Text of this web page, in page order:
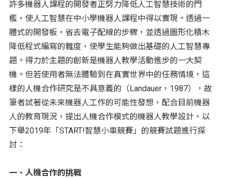
許多機器人課程的開發者正努力降低人工智慧技術的門
檻，使人工智慧在中小學機器人課程中得以實現。透過一
體式的開發板，省去電子配線的步驟，並透過圖形化積木
降低程式編寫的難度，使學生能夠做出基礎的人工智慧專
題。得力於主題的創新是機器人教學活動進步的一大契
機。但若使用者無法體驗到在真實世界中的任務情境，這
樣的人機合作研究是不具意義的（Landauer，1987），故
筆者試著從未來機器人工作的可能性發想，配合目前機器
人的教育現況，提出人機合作模式的機器人教學設計，以
下舉2019年「START!智慧小車競賽」的競賽試題進行探
討：
一、人機合作的挑戰